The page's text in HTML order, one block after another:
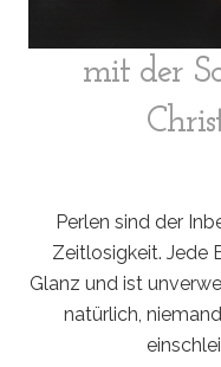
mit der
Perlen sind der
Zeitlosigkeit. Jede
Glanz und ist
natürlich,